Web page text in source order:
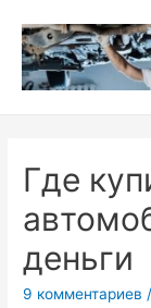
содержимому
Где
деньги
9 комментариев /